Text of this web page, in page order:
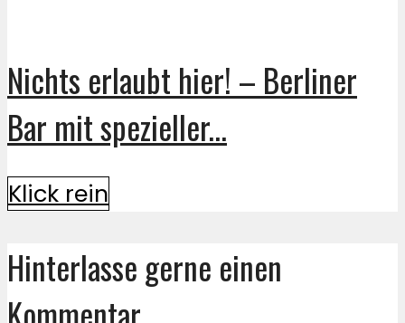
Nichts erlaubt hier! – Berliner
Bar mit spezieller...
Klick rein
Hinterlasse gerne einen